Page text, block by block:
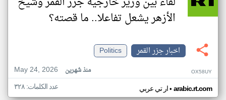
الأزهر يشعل تفاعلا.. ما قصته؟
اخبار جزر القمر
Politics
May 24, 2026
منذ شهرين OX58UY
ار تي عربي• arabic.rt.com عدد الكلمات: ٣٢٨